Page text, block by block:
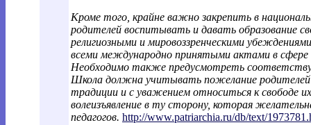
Кроме того, крайне важно закрепить в
родителей воспитывать и давать образование
религиозными и мировоззренческими
всеми международно принятыми актами в сфере
Необходимо также предусмотреть
Школа должна учитывать пожелание родителей
традиции и с уважением относиться к свободе
волеизъявление в ту сторону, которая
педагогов. http://www.patriarchia.ru/db/text/197378